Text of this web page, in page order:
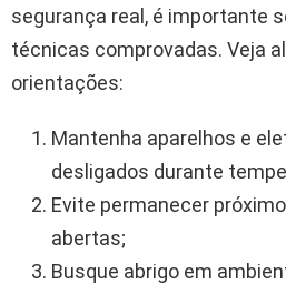
segurança real, é importante
técnicas comprovadas. Veja
orientações:
Mantenha aparelhos e
desligados durante
Evite permanecer
abertas;
Busque abrigo em